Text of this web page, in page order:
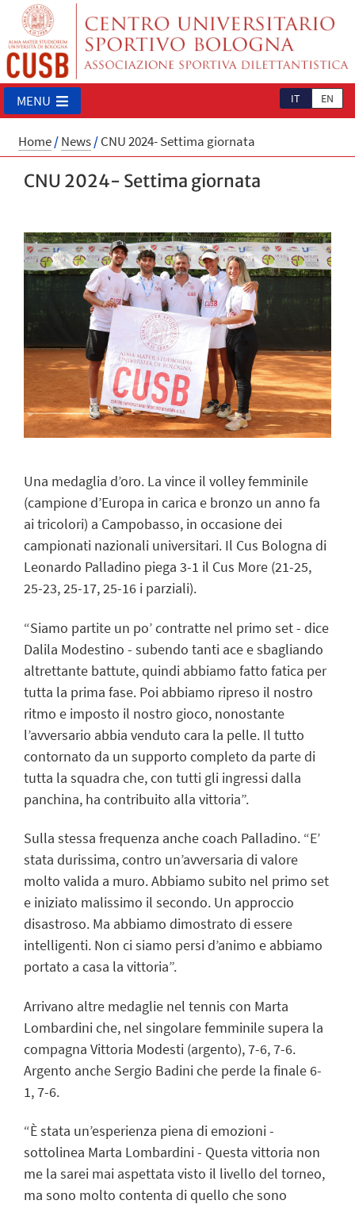
IT EN
MENU
Home/News/CNU 2024- Settima giornata
CNU 2024- Settima giornata
Una medaglia d’oro. La vince il volley femminile
(campione d’Europa in carica e bronzo un anno fa
ai tricolori) a Campobasso, in occasione dei
campionati nazionali universitari. Il Cus Bologna di
Leonardo Palladino piega 3-1 il Cus More (21-25,
25-23, 25-17, 25-16 i parziali).
“Siamo partite un po’ contratte nel primo set - dice
Dalila Modestino - subendo tanti ace e sbagliando
altrettante battute, quindi abbiamo fatto fatica per
tutta la prima fase. Poi abbiamo ripreso il nostro
ritmo e imposto il nostro gioco, nonostante
l’avversario abbia venduto cara la pelle. Il tutto
contornato da un supporto completo da parte di
tutta la squadra che, con tutti gli ingressi dalla
panchina, ha contribuito alla vittoria”.
Sulla stessa frequenza anche coach Palladino. “E’
stata durissima, contro un’avversaria di valore
molto valida a muro. Abbiamo subito nel primo set
e iniziato malissimo il secondo. Un approccio
disastroso. Ma abbiamo dimostrato di essere
intelligenti. Non ci siamo persi d’animo e abbiamo
portato a casa la vittoria”.
Arrivano altre medaglie nel tennis con Marta
Lombardini che, nel singolare femminile supera la
compagna Vittoria Modesti (argento), 7-6, 7-6.
Argento anche Sergio Badini che perde la finale 6-
1, 7-6.
“È stata un’esperienza piena di emozioni -
sottolinea Marta Lombardini - Questa vittoria non
me la sarei mai aspettata visto il livello del torneo,
ma sono molto contenta di quello che sono